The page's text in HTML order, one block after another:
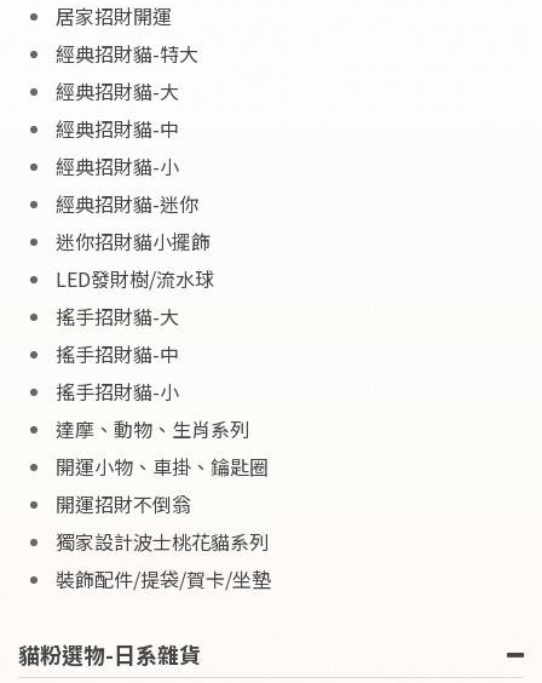
居家招財開運
經典招財貓-特大
經典招財貓-大
經典招財貓-中
經典招財貓-小
經典招財貓-迷你
迷你招財貓小擺飾
LED發財樹/流水球
搖手招財貓-大
搖手招財貓-中
搖手招財貓-小
達摩、動物、生肖系列
開運小物、車掛、鑰匙圈
開運招財不倒翁
獨家設計波士桃花貓系列
裝飾配件/提袋/賀卡/坐墊
貓粉選物-日系雜貨